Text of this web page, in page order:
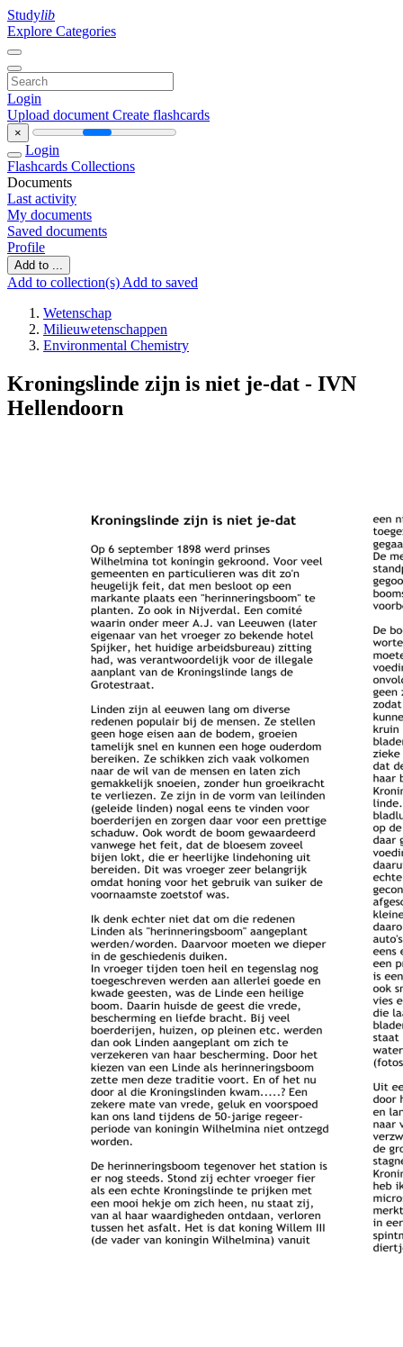
Studylib
Explore Categories
Login
Upload document Create flashcards
×
Login
Flashcards Collections
Documents
Last activity
My documents
Saved documents
Profile
Add to ...
Add to collection(s) Add to saved
Wetenschap
Milieuwetenschappen
Environmental Chemistry
Kroningslinde zijn is niet je-dat - IVN
Hellendoorn